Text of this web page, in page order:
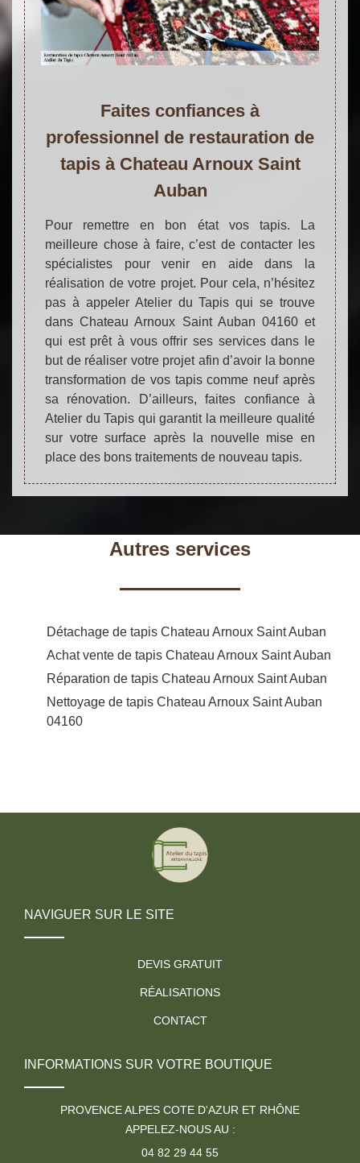
Faites confiances à
professionnel de restauration de
tapis à Chateau Arnoux Saint
Auban
Pour remettre en bon état vos tapis. La
meilleure chose à faire, c’est de contacter les
spécialistes pour venir en aide dans la
réalisation de votre projet. Pour cela, n’hésitez
pas à appeler Atelier du Tapis qui se trouve
dans Chateau Arnoux Saint Auban 04160 et
qui est prêt à vous offrir ses services dans le
but de réaliser votre projet afin d’avoir la bonne
transformation de vos tapis comme neuf après
sa rénovation. D’ailleurs, faites confiance à
Atelier du Tapis qui garantit la meilleure qualité
sur votre surface après la nouvelle mise en
place des bons traitements de nouveau tapis.
Autres services
Détachage de tapis Chateau Arnoux Saint Auban
Achat vente de tapis Chateau Arnoux Saint Auban
Réparation de tapis Chateau Arnoux Saint Auban
Nettoyage de tapis Chateau Arnoux Saint Auban
04160
NAVIGUER SUR LE SITE
DEVIS GRATUIT
RÉALISATIONS
CONTACT
INFORMATIONS SUR VOTRE BOUTIQUE
PROVENCE ALPES COTE D'AZUR ET RHÔNE
APPELEZ-NOUS AU :
04 82 29 44 55